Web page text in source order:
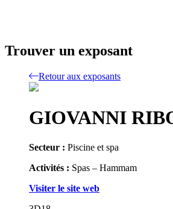
Trouver un exposant
Retour aux exposants
GIOVANNI
Secteur : Piscine et spa
Activités : Spas – Hammam
Visiter le site web